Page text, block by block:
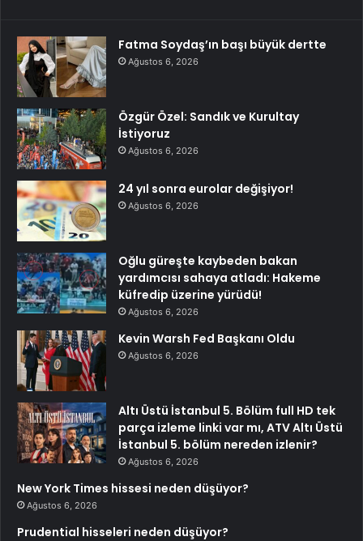
Fatma Soydaş’ın başı büyük dertte
Ağustos 6, 2026
Özgür Özel: Sandık ve Kurultay
İstiyoruz
Ağustos 6, 2026
24 yıl sonra eurolar değişiyor!
Ağustos 6, 2026
Oğlu güreşte kaybeden bakan
yardımcısı sahaya atladı: Hakeme
küfredip üzerine yürüdü!
Ağustos 6, 2026
Kevin Warsh Fed Başkanı Oldu
Ağustos 6, 2026
Altı Üstü İstanbul 5. Bölüm full HD tek
parça izleme linki var mı, ATV Altı Üstü
İstanbul 5. bölüm nereden izlenir?
Ağustos 6, 2026
New York Times hissesi neden düşüyor?
Ağustos 6, 2026
Prudential hisseleri neden düşüyor?